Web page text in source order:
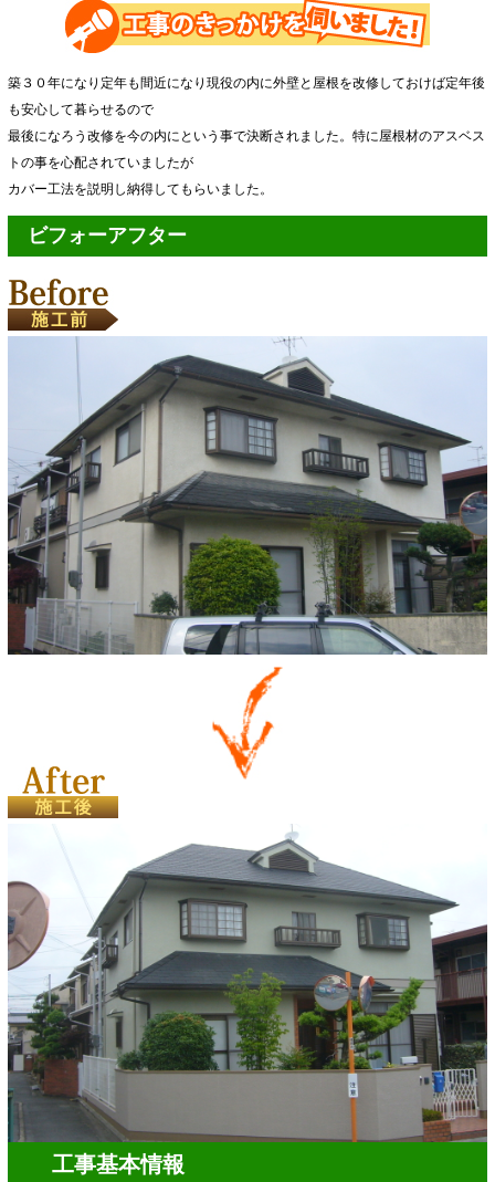
築３０年になり定年も間近になり現役の内に外壁と屋根を改修しておけば定年後
も安心して暮らせるので
最後になろう改修を今の内にという事で決断されました。特に屋根材のアスベス
トの事を心配されていましたが
カバー工法を説明し納得してもらいました。
ビフォーアフター
工事基本情報